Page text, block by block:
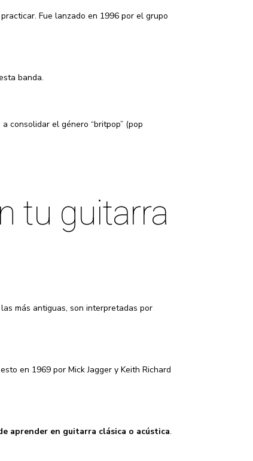
Fue lanzado en 1996 por el grupo
banda.
consolidar el género “britpop” (pop
tu guitarra
más antiguas, son interpretadas por
en 1969 por Mick Jagger y Keith Richard
aprender en guitarra clásica o acústica.